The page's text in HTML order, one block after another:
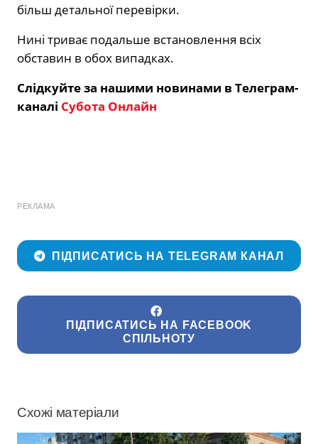
більш детальної перевірки.
Нині триває подальше встановлення всіх
обставин в обох випадках.
Слідкуйте за нашими новинами в Телеграм-
каналі Субота Онлайн
РЕКЛАМА
ПІДПИСАТИСЬ НА TELEGRAM КАНАЛ
ПІДПИСАТИСЬ НА FACEBOOK
СПІЛЬНОТУ
Схожі матеріали